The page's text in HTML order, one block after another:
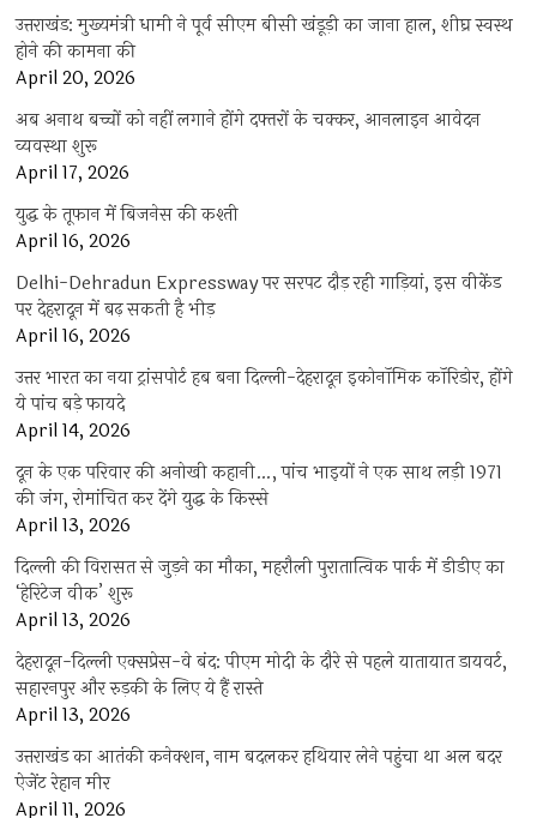
उत्तराखंड: मुख्यमंत्री धामी ने पूर्व सीएम बीसी खंडूड़ी का जाना हाल, शीघ्र स्वस्थ
होने की कामना की
April 20, 2026
अब अनाथ बच्चों को नहीं लगाने होंगे दफ्तरों के चक्कर, आनलाइन आवेदन
व्यवस्था शुरू
April 17, 2026
युद्ध के तूफान में बिजनेस की कश्ती
April 16, 2026
Delhi-Dehradun Expressway पर सरपट दौड़ रही गाड़ियां, इस वीकेंड
पर देहरादून में बढ़ सकती है भीड़
April 16, 2026
उत्तर भारत का नया ट्रांसपोर्ट हब बना दिल्ली-देहरादून इकोनॉमिक कॉरिडोर, होंगे
ये पांच बड़े फायदे
April 14, 2026
दून के एक परिवार की अनोखी कहानी…, पांच भाइयों ने एक साथ लड़ी 1971
की जंग, रोमांचित कर देंगे युद्ध के किस्से
April 13, 2026
दिल्ली की विरासत से जुड़ने का मौका, महरौली पुरातात्विक पार्क में डीडीए का
‘हेरिटेज वीक’ शुरू
April 13, 2026
देहरादून-दिल्ली एक्सप्रेस-वे बंद: पीएम मोदी के दौरे से पहले यातायात डायवर्ट,
सहारनपुर और रुड़की के लिए ये हैं रास्ते
April 13, 2026
उत्तराखंड का आतंकी कनेक्शन, नाम बदलकर हथियार लेने पहुंचा था अल बदर
ऐजेंट रेहान मीर
April 11, 2026